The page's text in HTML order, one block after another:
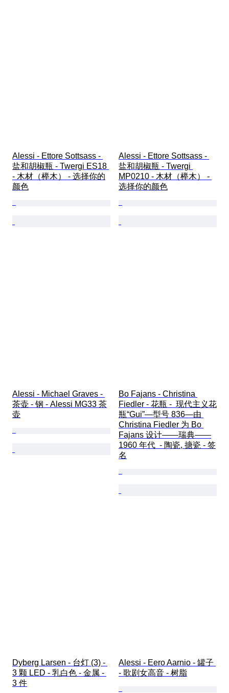
Alessi - Ettore Sottsass -
盐和胡椒瓶 - Twergi ES18
- 木材（榉木） - 选择你的
颜色
Alessi - Ettore Sottsass -
盐和胡椒瓶 - Twergi
MP0210 - 木材（榉木） -
选择你的颜色
Alessi - Michael Graves -
茶壶 - 钢 - Alessi MG33 茶
壶
Bo Fajans - Christina
Fiedler - 花瓶 -  现代主义花
瓶“Gui”—型号 836—由
Christina Fiedler 为 Bo
Fajans 设计——瑞典——
1960 年代  - 陶瓷, 搪瓷 - 签
名
Dyberg Larsen - 台灯 (3) -
3 颗 LED - 乳白色 - 金属 -
3 件
Alessi - Eero Aarnio - 罐子
- 歌剧女高音 - 树脂